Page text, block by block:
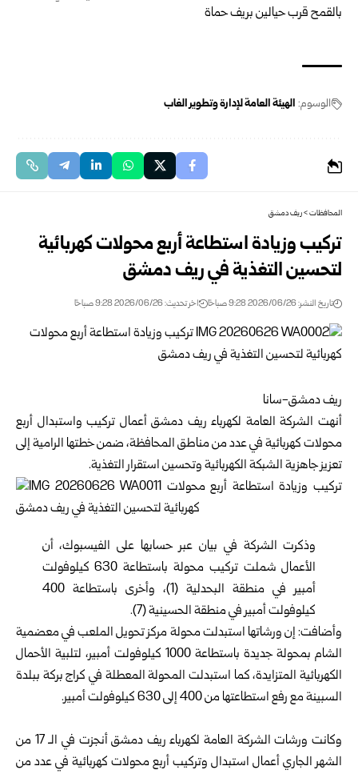
الوسوم: الهيئة العامة لإدارة وتطوير الغاب
المحافظات>ريف دمشق
تركيب وزيادة استطاعة أربع محولات كهربائية
لتحسين التغذية في ريف دمشق
تاريخ النشر: 2026/06/26 9:28 صباحًا اخر تحديث: 2026/06/26 9:28 صباحًا
ريف دمشق-سانا‏
أنهت الشركة العامة لكهرباء ريف دمشقأعمال تركيب واستبدال أربع
محولات كهربائية ‏في عدد من مناطق المحافظة، ضمن خطتها الرامية إلى
تعزيز جاهزية الشبكة الكهربائية ‏وتحسين استقرار التغذية.‏
وذكرت الشركة في بيان عبر حسابها على الفيسبوك، أن
الأعمال شملت تركيب محولة ‏باستطاعة 630 كيلوفولت
أمبير في منطقة البحدلية (1)، وأخرى باستطاعة 400
‏كيلوفولت أمبير في منطقة الحسينية (7).‏
وأضافت: إن ورشاتها استبدلت محولة مركز تحويل الملعب في معضمية
الشام بمحولة ‏جديدة باستطاعة 1000 كيلوفولت أمبير، لتلبية الأحمال
الكهربائية المتزايدة، كما استبدلت ‏المحولة المعطلة في كراج بركة ببلدة
السبينة مع رفع استطاعتها من 400 إلى 630 ‏كيلوفولت أمبير.‏
وكانت ورشات الشركة العامة لكهرباء ريف دمشق أنجزت في الـ 17 من
الشهر الجاري ‏أعمال استبدال وتركيب أربع محولات كهربائية في عدد من